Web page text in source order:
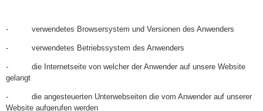
- verwendetes Browsersystem und Versionen des Anwenders
- verwendetes Betriebssystem des Anwenders
- die Internetseite von welcher der Anwender auf unsere Website
gelangt
- die angesteuerten Unterwebseiten die vom Anwender auf unserer
Website aufgerufen werden